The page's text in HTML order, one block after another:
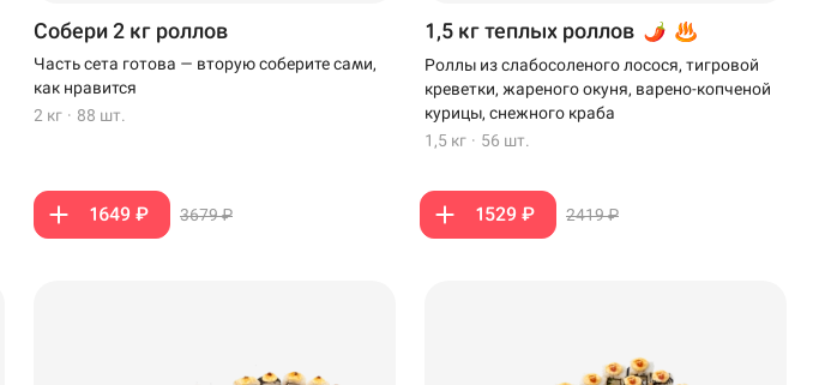
Собери 2 кг роллов
Часть сета готова — вторую соберите сами,
как нравится
2 кг · 88 шт.
1649 ₽ 3679 ₽
1,5 кг теплых роллов
Роллы из слабосоленого лосося, тигровой
креветки, жареного окуня, варено-копченой
курицы, снежного краба
1,5 кг · 56 шт.
1529 ₽ 2419 ₽